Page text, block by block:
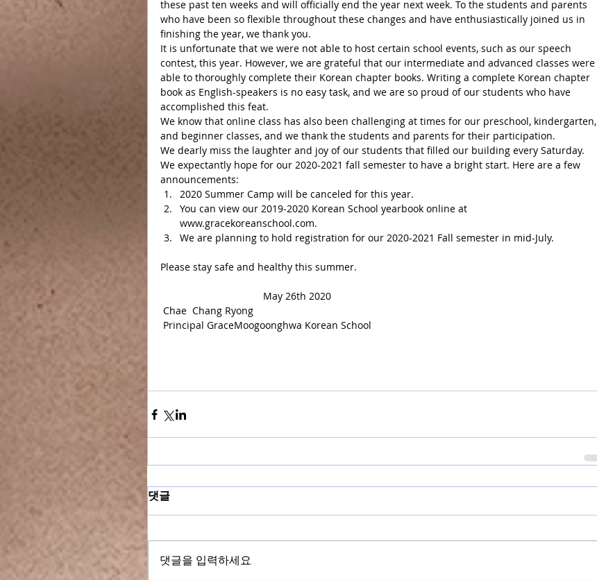
these past ten weeks and will officially end the year next week. To the students and parents
who have been so flexible throughout these changes and have enthusiastically joined us in
finishing the year, we thank you.
It is unfortunate that we were not able to host certain school events, such as our speech
contest, this year. However, we are grateful that our intermediate and advanced classes were
able to thoroughly complete their Korean chapter books. Writing a complete Korean chapter
book as English-speakers is no easy task, and we are so proud of our students who have
accomplished this feat.
We know that online class has also been challenging at times for our preschool, kindergarten,
and beginner classes, and we thank the students and parents for their participation.
We dearly miss the laughter and joy of our students that filled our building every Saturday.
We expectantly hope for our 2020-2021 fall semester to have a bright start. Here are a few
announcements:
2020 Summer Camp will be canceled for this year.
You can view our 2019-2020 Korean School yearbook online at
www.gracekoreanschool.com.
We are planning to hold registration for our 2020-2021 Fall semester in mid-July.
Please stay safe and healthy this summer.
                                     May 26th 2020
Chae  Chang Ryong
Principal GraceMoogoonghwa Korean School
댓글
댓글을 입력하세요.